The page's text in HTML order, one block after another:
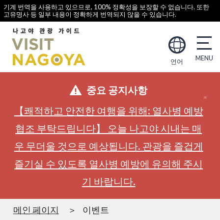
기계 번역을 사용하고 있으므로, 100% 정확성을 보장할 수 없습니다. 또한
고유명사 등 일부 내용이 정확하게 번역되지 않을 수 있습니다.
언어
중요 공지사항
【쾌적하고 안전한 여행을 위해: 열사병 예방
협조 부탁드립니다】 오늘 나고야 시내는 매
우 무더울 것으로 예상됩니다. 관광을 즐겁게
즐기실 수 있도록 열사병 예방에 유의해 주시
기 바랍니다.
메인 페이지 이벤트